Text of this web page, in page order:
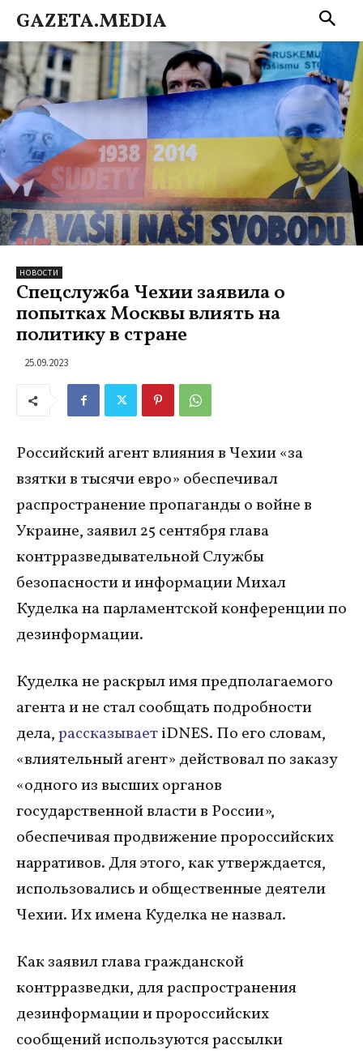
GAZETA.MEDIA
НОВОСТИ
Спецслужба Чехии заявила о
попытках Москвы влиять на
политику в стране
25.09.2023
Российский агент влияния в Чехии «за
взятки в тысячи евро» обеспечивал
распространение пропаганды о войне в
Украине, заявил 25 сентября глава
контрразведывательной Службы
безопасности и информации Михал
Куделка на парламентской конференции по
дезинформации.
Куделка не раскрыл имя предполагаемого
агента и не стал сообщать подробности
дела,рассказываетiDNES. По его словам,
«влиятельный агент» действовал по заказу
«одного из высших органов
государственной власти в России»,
обеспечивая продвижение пророссийских
нарративов. Для этого, как утверждается,
использовались и общественные деятели
Чехии. Их имена Куделка не назвал.
Как заявил глава гражданской
контрразведки, для распространения
дезинформации и пророссийских
сообщений используются рассылки